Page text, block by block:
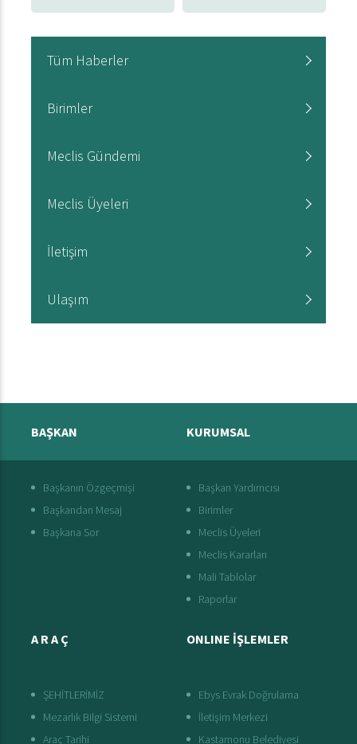
Tüm Haberler
Birimler
Meclis Gündemi
Meclis Üyeleri
İletişim
Ulaşım
BAŞKAN
Başkanın Özgeçmişi
Başkandan Mesaj
Başkana Sor
KURUMSAL
Başkan Yardımcısı
Birimler
Meclis Üyeleri
Meclis Kararları
Mali Tablolar
Raporlar
A R A Ç
ŞEHİTLERİMİZ
Mezarlık Bilgi Sistemi
Araç Tarihi
ONLINE İŞLEMLER
Ebys Evrak Doğrulama
İletişim Merkezi
Kastamonu Belediyesi